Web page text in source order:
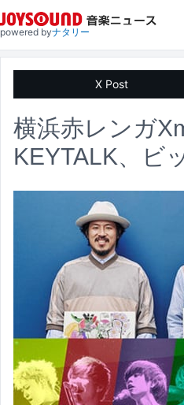
powered byナタリー
X Post
横浜赤レンガ
KEYTALK、ビ